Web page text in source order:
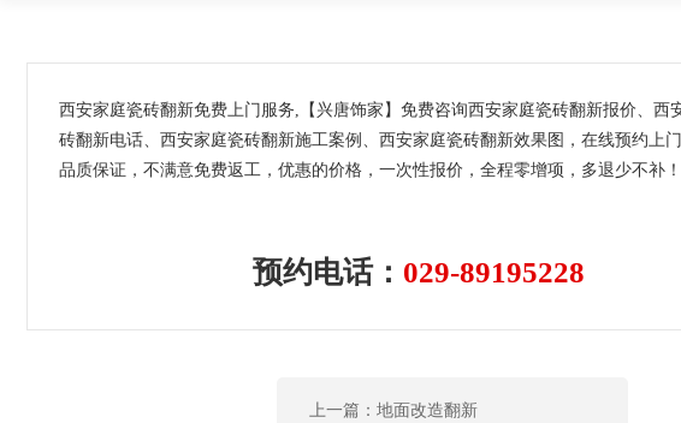
西安家庭瓷砖翻新免费上门服务,【兴唐饰家】免费咨询西安家庭瓷砖翻新报价、
砖翻新电话、西安家庭瓷砖翻新施工案例、西安家庭瓷砖翻新效果图，在线预约上
品质保证，不满意免费返工，优惠的价格，一次性报价，全程零增项，多退少不补！
预约电话： 029-89195228
上一篇：地面改造翻新